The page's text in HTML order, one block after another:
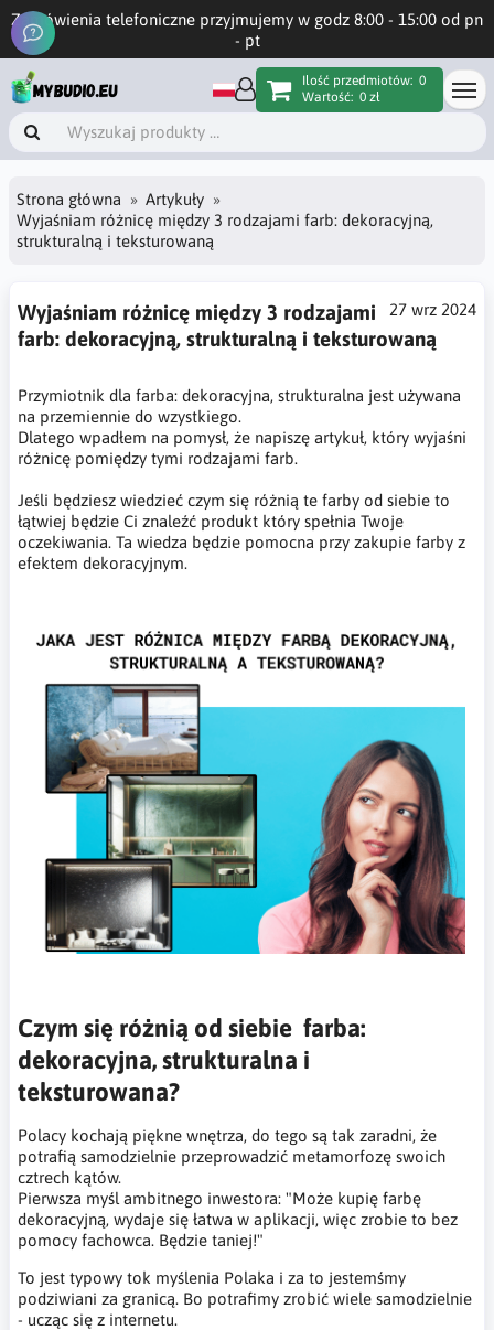
Zamówienia telefoniczne przyjmujemy w godz 8:00 - 15:00 od pn
- pt
Ilość przedmiotów: 0
Wartość: 0 zł
Strona główna
Artykuły
Wyjaśniam różnicę między 3 rodzajami farb: dekoracyjną,
strukturalną i teksturowaną
27 wrz 2024
Wyjaśniam różnicę między 3 rodzajami
farb: dekoracyjną, strukturalną i teksturowaną
Przymiotnik dla farba: dekoracyjna, strukturalna jest używana
na przemiennie do wzystkiego.
Dlatego wpadłem na pomysł, że napiszę artykuł, który wyjaśni
różnicę pomiędzy tymi rodzajami farb.
Jeśli będziesz wiedzieć czym się różnią te farby od siebie to
łątwiej będzie Ci znaleźć produkt który spełnia Twoje
oczekiwania. Ta wiedza będzie pomocna przy zakupie farby z
efektem dekoracyjnym.
Czym się różnią od siebie farba:
dekoracyjna, strukturalna i
teksturowana?
Polacy kochają piękne wnętrza, do tego są tak zaradni, że
potrafią samodzielnie przeprowadzić metamorfozę swoich
cztrech kątów.
Pierwsza myśl ambitnego inwestora: "Może kupię farbę
dekoracyjną, wydaje się łatwa w aplikacji, więc zrobie to bez
pomocy fachowca. Będzie taniej!"
To jest typowy tok myślenia Polaka i za to jestemśmy
podziwiani za granicą. Bo potrafimy zrobić wiele samodzielnie
- ucząc się z internetu.